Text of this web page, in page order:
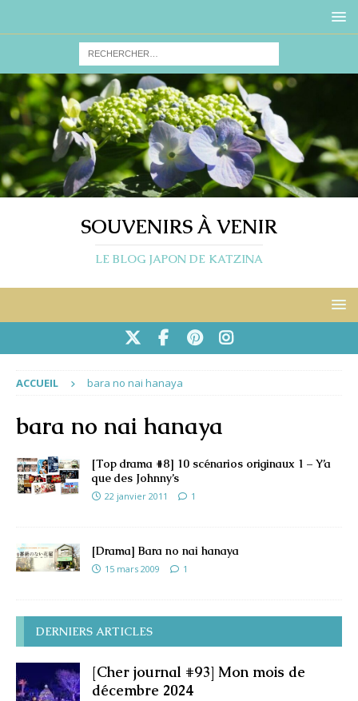
SOUVENIRS À VENIR
LE BLOG JAPON DE KATZINA
ACCUEIL bara no nai hanaya
bara no nai hanaya
[Top drama #8] 10 scénarios originaux 1 – Y’a
que des Johnny’s
22 janvier 2011 1
[Drama] Bara no nai hanaya
15 mars 2009 1
DERNIERS ARTICLES
[Cher journal #93] Mon mois de
décembre 2024